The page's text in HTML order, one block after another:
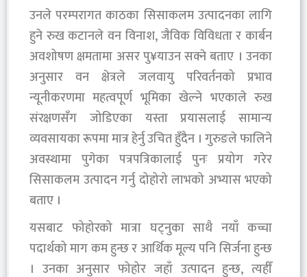
उनले परम्परागत काठका सिसाकलम उत्पादनका लागि
हुने रुख कटानले वन विनाश, जैविक विविधता र कार्बन
अवशोषण क्षमतामा असर पु¥याउन सक्ने बताए । उनका
अनुसार वन क्षेत्रले जलवायु परिवर्तनको प्रभाव
न्यूनीकरणमा महत्वपूर्ण भूमिका खेल्ने भएकाले रुख
संरक्षणसँग जोडिएका यस्ता प्रयासलाई सामान्य
व्यवसायका रूपमा मात्र हेर्नु उचित हुँदैन । गुरुङले फालिने
अवस्थामा पुगेका पत्रपत्रिकालाई पुनः प्रयोग गरेर
सिसाकलम उत्पादन गर्नु दोहोरो लाभको अभ्यास भएको
बताए ।
यसबाट फोहोरको मात्रा घट्नुका साथै नयाँ कच्चा
पदार्थको माग कम हुन्छ र आर्थिक मूल्य पनि सिर्जना हुन्छ
। उनका अनुसार फोहोर जहाँ उत्पादन हुन्छ, त्यहीँ